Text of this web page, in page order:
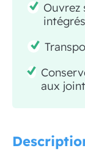
Ouvrez
intégrés
aux